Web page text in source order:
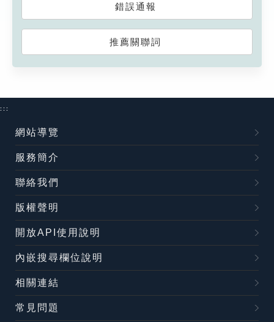
錯誤通報
推薦關聯詞
:::
網站導覽
服務簡介
聯絡我們
版權聲明
開放API使用說明
內嵌搜尋欄位說明
相關連結
常見問題